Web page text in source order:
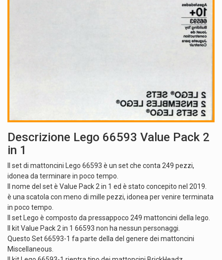
Descrizione Lego 66593 Value Pack 2
in 1
Il set di mattoncini Lego 66593 è un set che conta 249 pezzi,
idonea da terminare in poco tempo.
Il nome del set è Value Pack 2 in 1 ed è stato concepito nel 2019.
è una scatola con meno di mille pezzi, idonea per venire terminata
in poco tempo.
Il set Lego è composto da pressappoco 249 mattoncini della lego.
Il kit Value Pack 2 in 1 66593 non ha nessun personaggi.
Questo Set 66593-1 fa parte della del genere dei mattoncini
Miscellaneous.